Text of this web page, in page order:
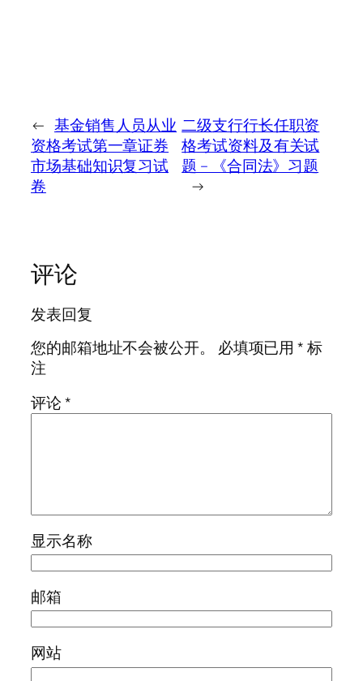
← 基金销售人员从业
资格考试第一章证券
市场基础知识复习试
卷
二级支行行长任职资
格考试资料及有关试
题 – 《合同法》习题
→
评论
发表回复
您的邮箱地址不会被公开。
必填项已用*标
注
评论*
显示名称
邮箱
网站